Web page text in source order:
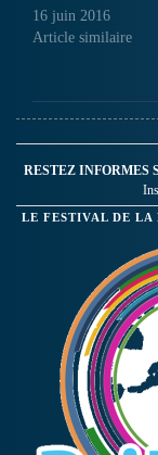
16 juin 2016
Article similaire
RESTEZ INFORMES
LE FESTIVAL DE LA